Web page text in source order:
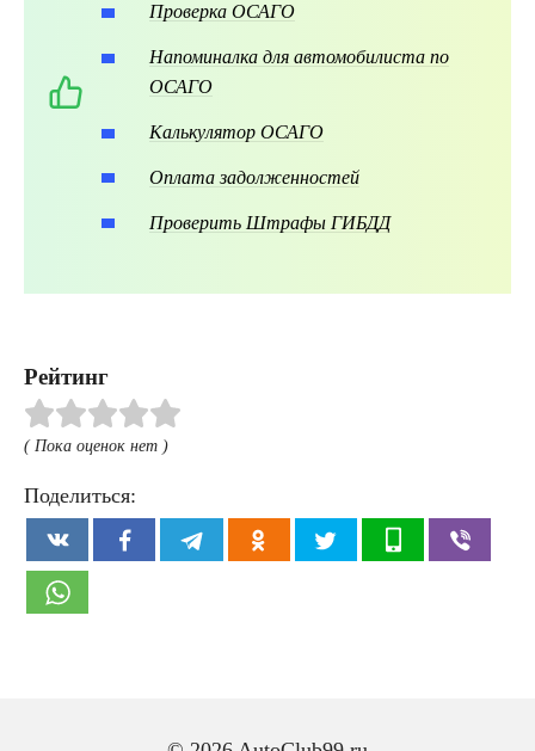
Проверка ОСАГО
Напоминалка для автомобилиста по
ОСАГО
Калькулятор ОСАГО
Оплата задолженностей
Проверить Штрафы ГИБДД
Рейтинг
( Пока оценок нет )
Поделиться: